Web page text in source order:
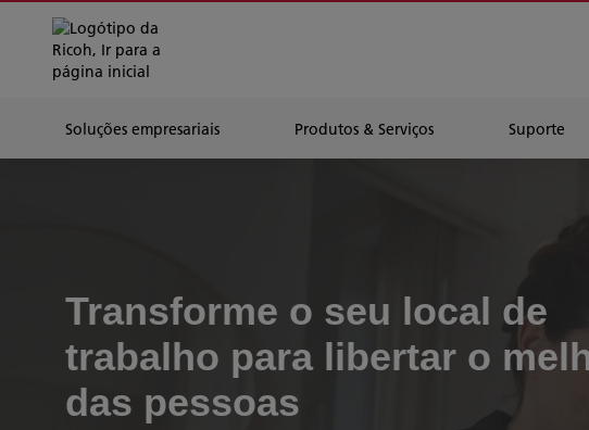
Soluções empresariais Produtos & Serviços Suporte
Transforme o seu local de
trabalho para libertar o
das pessoas